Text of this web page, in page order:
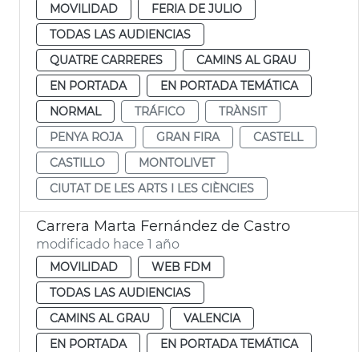
MOVILIDAD
FERIA DE JULIO
TODAS LAS AUDIENCIAS
QUATRE CARRERES
CAMINS AL GRAU
EN PORTADA
EN PORTADA TEMÁTICA
NORMAL
TRÁFICO
TRÀNSIT
PENYA ROJA
GRAN FIRA
CASTELL
CASTILLO
MONTOLIVET
CIUTAT DE LES ARTS I LES CIÈNCIES
Carrera Marta Fernández de Castro
modificado hace 1 año
MOVILIDAD
WEB FDM
TODAS LAS AUDIENCIAS
CAMINS AL GRAU
VALENCIA
EN PORTADA
EN PORTADA TEMÁTICA